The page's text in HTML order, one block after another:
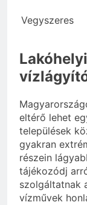
Vegyszeres
eltérő lehet
települések
gyakran
részein
tájékozódj
szolgáltatnak
vízművek